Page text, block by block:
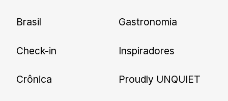
Brasil
Check-in
Crônica
Gastronomia
Inspiradores
Proudly UNQUIET